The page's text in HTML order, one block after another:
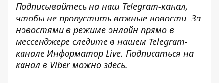
Подписывайтесь на наш Telegram-канал,
чтобы не пропустить важные новости. За
новостями в режиме онлайн прямо в
мессенджере следите в нашем Telegram-
канале Информатор Live. Подписаться на
канал в Viber можно здесь.